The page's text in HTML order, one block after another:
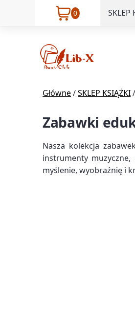
0 SKLEP
Główne/SKLEP KSIĄŻKI/
Zabawki
Nasza kolekcja
instrumenty
myślenie, wyobraźnię i